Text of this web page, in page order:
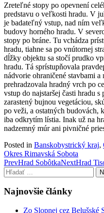
Zreteľné stopy po opevnení
predstavu o veľkosti hradu. V
je badateľný vstup, nad ním
budovy horného hradu. V
stopy po bráne. Tu vchádza
hradu, tiahne sa po vnútornej
dĺžky objektu sa stočí prudko
hradu. Tá sprístupňovala
nádvorie ohraničené stavbami
prehradzovala hradný vrch po
vstup do najstaršej časti hradu
zarastený bujnou vegetáciou,
po veži, a ostatných budovách,
iba odkrytím lístia. Inak už na
nadzemný múr ani pivničné
Posted in Banskobystrický kraj,
Okres Rimavská Sobota
Post
navigation
PrevHrad SobôtkaNextHrad
Hľadať:
Najnovšie články
Zo Slopnej cez Belušské